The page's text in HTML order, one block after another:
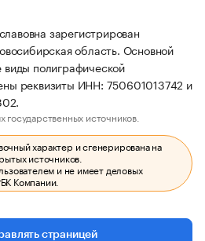
зарегистрирован
область. Основной
виды полиграфической
реквизиты ИНН: 750601013742 и
источников.
характер и сгенерирована на
источников.
и не имеет деловых
Компании.
страницей